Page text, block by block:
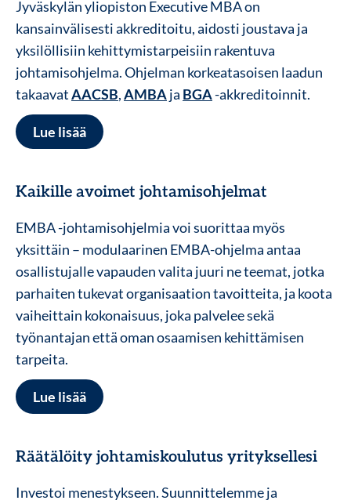
Jyväskylän yliopiston Executive MBA on
kansainvälisesti akkreditoitu, aidosti joustava ja
yksilöllisiin kehittymistarpeisiin rakentuva
johtamisohjelma. Ohjelman korkeatasoisen laadun
takaavatAACSB,AMBAja BGA-akkreditoinnit.
Lue lisää
Kaikille avoimet johtamisohjelmat
EMBA -johtamisohjelmia voi suorittaa myös
yksittäin – modulaarinen EMBA-ohjelma antaa
osallistujalle vapauden valita juuri ne teemat, jotka
parhaiten tukevat organisaation tavoitteita, ja koota
vaiheittain kokonaisuus, joka palvelee sekä
työnantajan että oman osaamisen kehittämisen
tarpeita.
Lue lisää
Räätälöity johtamiskoulutus yrityksellesi
Investoi menestykseen. Suunnittelemme ja